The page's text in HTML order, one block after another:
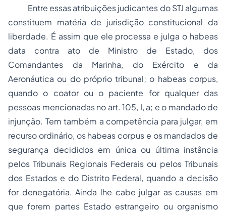
Entre essas atribuições judicantes do STJ algumas
constituem matéria de jurisdição constitucional da
liberdade. É assim que ele processa e julga o habeas
data contra ato de Ministro de Estado, dos
Comandantes da Marinha, do Exército e da
Aeronáutica ou do próprio tribunal; o habeas corpus,
quando o coator ou o paciente for qualquer das
pessoas mencionadas no art. 105, I, a; e o mandado de
injunção. Tem também a competência para julgar, em
recurso ordinário, oshabeas corpus e os mandados de
segurança decididos em única ou última instância
pelos Tribunais Regionais Federais ou pelos Tribunais
dos Estados e do Distrito Federal, quando a decisão
for denegatória. Ainda lhe cabe julgar as causas em
que forem partes Estado estrangeiro ou organismo